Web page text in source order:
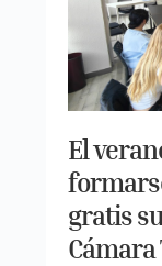
El
gratis
Cámara